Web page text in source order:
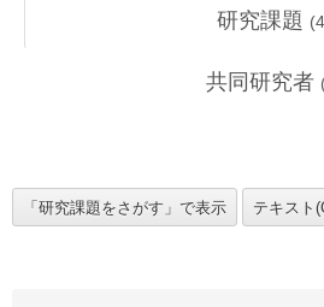
研究課題 (4
共同研究者